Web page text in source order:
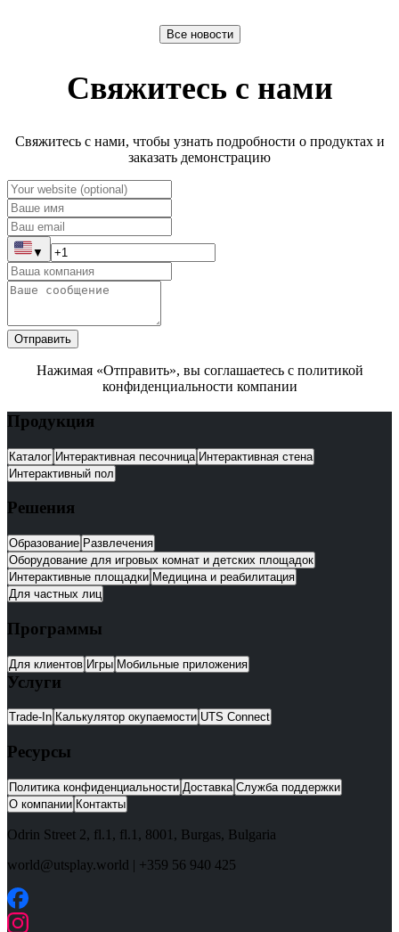
Все новости
Свяжитесь с нами
Свяжитесь с нами, чтобы узнать подробности о продуктах и
заказать демонстрацию
▼
Отправить
Нажимая «Отправить», вы соглашаетесь с политикой
конфиденциальности компании
Продукция
Каталог Интерактивная песочница Интерактивная стена
Интерактивный пол
Решения
Образование Развлечения
Оборудование для игровых комнат и детских площадок
Интерактивные площадки Медицина и реабилитация
Для частных лиц
Программы
Для клиентов Игры Мобильные приложения
Услуги
Trade-In Калькулятор окупаемости UTS Connect
Ресурсы
Политика конфиденциальности Доставка Служба поддержки
О компании Контакты
Odrin Street 2, fl.1 , fl.1, 8001 , Burgas, Bulgaria
world@utsplay.world | +359 56 940 425